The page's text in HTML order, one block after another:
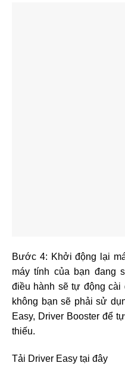
Bước 4: Khởi động lại
máy tính của bạn đang
điều hành sẽ tự động cài
không bạn sẽ phải sử
Easy, Driver Booster để
thiếu.
Tải Driver Easy tại đây